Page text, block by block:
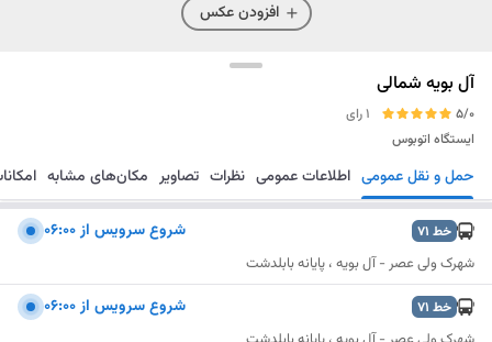
افزودن عکس
آل بویه شمالی
5/0
1 رای
ایستگاه اتوبوس
مسیریابی ذخیره ارسال حمل و نقل عمومی اطلاعات عمومی نظرات تصاویر مکان‌های مشابه
خط 71 شروع سرویس از ۰۶:۰۰
شهرک ولی عصر - آل بویه ، پایانه بابلدشت
خط 71 شروع سرویس از ۰۶:۰۰